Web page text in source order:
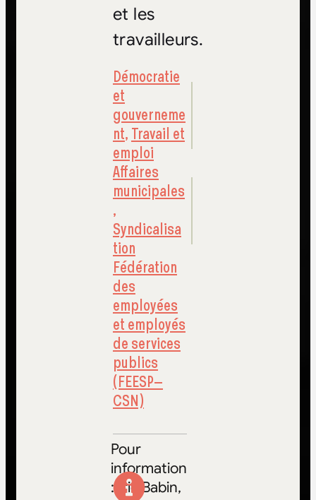
et les
travailleurs.
Démocratie
et
gouverneme
nt,Travail et
emploi
Affaires
municipales
,
Syndicalisa
tion
Fédération
des
employées
et employés
de services
publics
(FEESP–
CSN)
Pour
information
:Eric Babin,